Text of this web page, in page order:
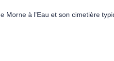
Morne à l'Eau et son cimetière
de son magnifique lagon bleu.